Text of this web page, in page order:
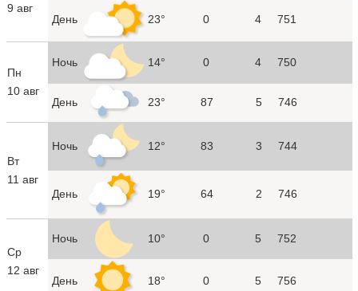
9 авг
День 23° 0 4 751
Пн
10 авг
Ночь 14° 0 4 750
День 23° 87 5 746
Вт
11 авг
Ночь 12° 83 3 744
День 19° 64 2 746
Ср
12 авг
Ночь 10° 0 5 752
День 18° 0 5 756